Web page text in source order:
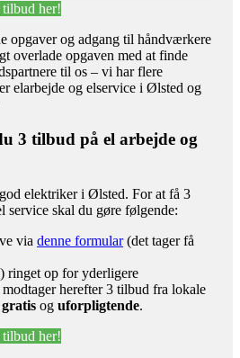
her!
opgaver og adgang til håndværkere
overlade opgaven med at finde
til os – vi har flere
elarbejde og elservice i Ølsted og
3 tilbud på el arbejde og
elektriker i Ølsted. For at få 3
service skal du gøre følgende:
via denne formular(det tager få
ringet op for yderligere
herefter 3 tilbud fra lokale
gratis og uforpligtende.
her!